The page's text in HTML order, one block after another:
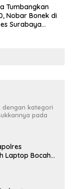
Tumbangkan
Nobar Bonek di
Surabaya
dengan kategori
pada
Laptop Bocah